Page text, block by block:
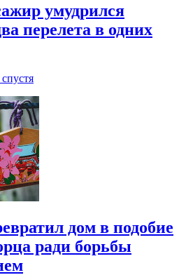
умудрился
перелета в одних
дом в подобие
ради борьбы